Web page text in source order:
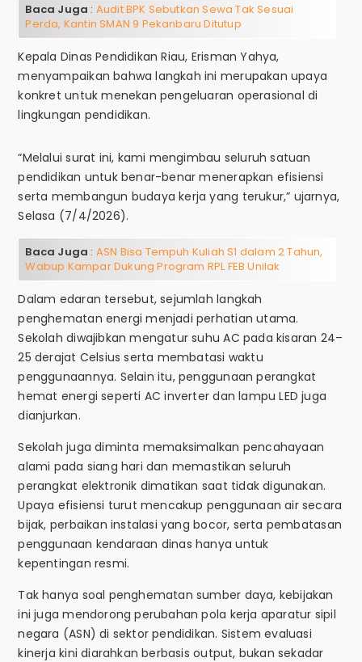
Baca Juga : Audit BPK Sebutkan Sewa Tak Sesuai
Perda, Kantin SMAN 9 Pekanbaru Ditutup
Kepala Dinas Pendidikan Riau, Erisman Yahya,
menyampaikan bahwa langkah ini merupakan upaya
konkret untuk menekan pengeluaran operasional di
lingkungan pendidikan.
“Melalui surat ini, kami mengimbau seluruh satuan
pendidikan untuk benar-benar menerapkan efisiensi
serta membangun budaya kerja yang terukur,” ujarnya,
Selasa (7/4/2026).
Baca Juga : ASN Bisa Tempuh Kuliah S1 dalam 2 Tahun,
Wabup Kampar Dukung Program RPL FEB Unilak
Dalam edaran tersebut, sejumlah langkah
penghematan energi menjadi perhatian utama.
Sekolah diwajibkan mengatur suhu AC pada kisaran 24–
25 derajat Celsius serta membatasi waktu
penggunaannya. Selain itu, penggunaan perangkat
hemat energi seperti AC inverter dan lampu LED juga
dianjurkan.
Sekolah juga diminta memaksimalkan pencahayaan
alami pada siang hari dan memastikan seluruh
perangkat elektronik dimatikan saat tidak digunakan.
Upaya efisiensi turut mencakup penggunaan air secara
bijak, perbaikan instalasi yang bocor, serta pembatasan
penggunaan kendaraan dinas hanya untuk
kepentingan resmi.
Tak hanya soal penghematan sumber daya, kebijakan
ini juga mendorong perubahan pola kerja aparatur sipil
negara (ASN) di sektor pendidikan. Sistem evaluasi
kinerja kini diarahkan berbasis output, bukan sekadar